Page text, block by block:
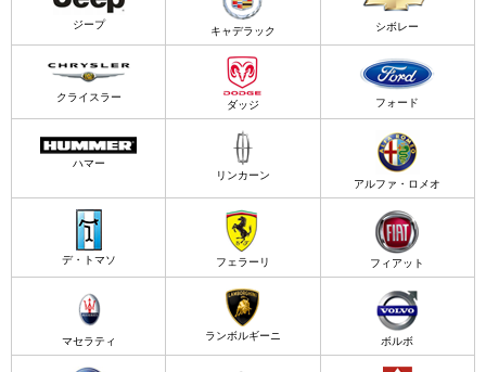
ジープ キャデラック シボレー
クライスラー ダッジ フォード
ハマー
リンカーン
アルファ・ロメオ
デ・トマソ フェラーリ フィアット
マセラティ ランボルギーニ ボルボ